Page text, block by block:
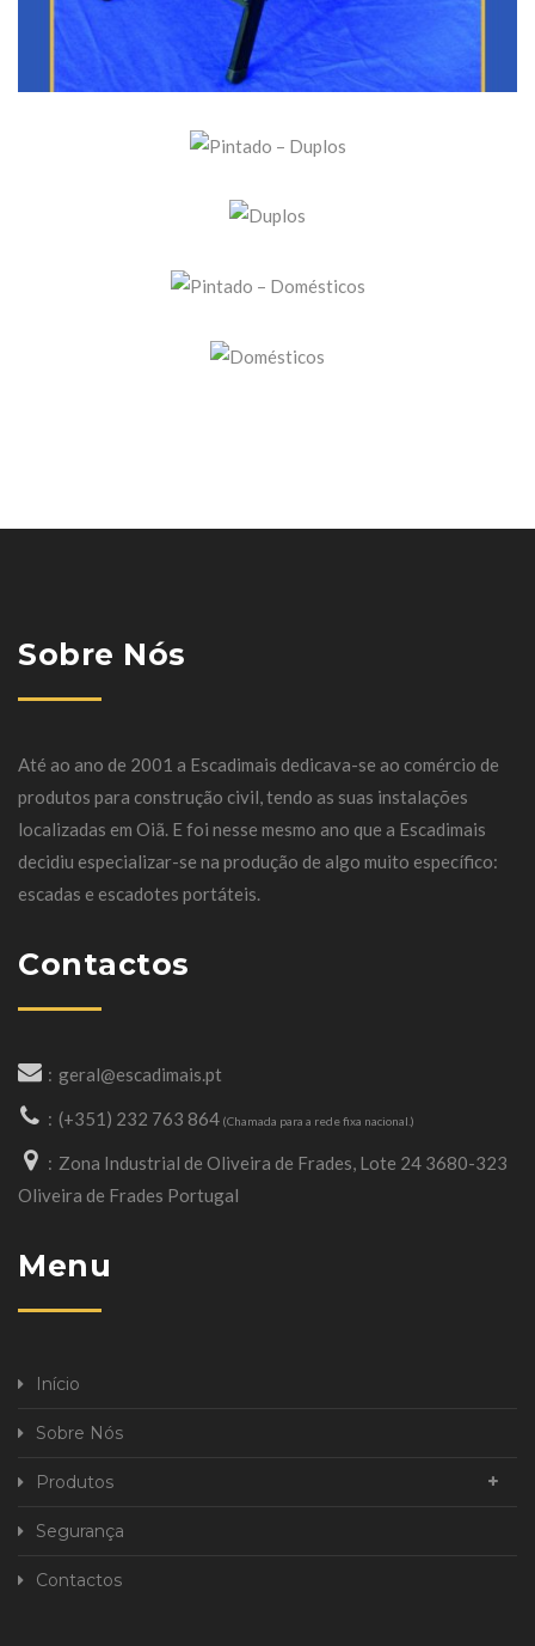
Sobre Nós
Até ao ano de 2001 a Escadimais dedicava-se ao comércio de
produtos para construção civil, tendo as suas instalações
localizadas em Oiã. E foi nesse mesmo ano que a Escadimais
decidiu especializar-se na produção de algo muito específico:
escadas e escadotes portáteis.
Contactos
geral@escadimais.pt
(+351) 232 763 864 (Chamada para a rede fixa nacional.)
Zona Industrial de Oliveira de Frades, Lote 24 3680-323
Oliveira de Frades Portugal
Menu
Início
Sobre Nós
Produtos
Segurança
Contactos